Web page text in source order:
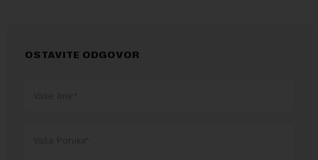
OSTAVITE ODGOVOR